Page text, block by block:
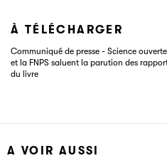
À TÉLÉCHARGER
Communiqué de presse - Science
et la FNPS saluent la parution des
du livre
A VOIR AUSSI